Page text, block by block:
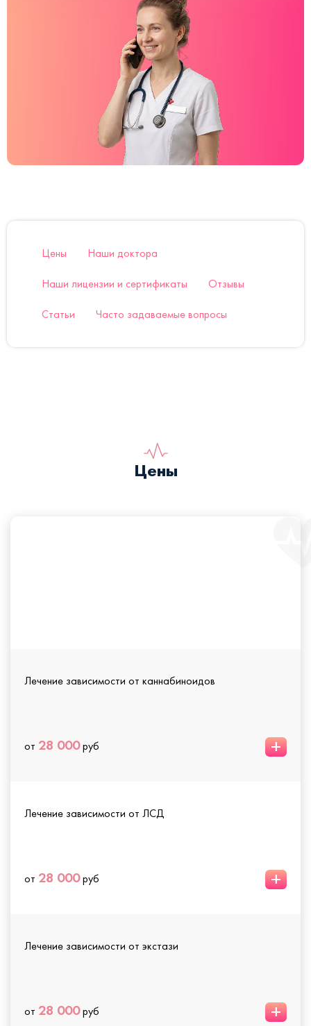
Цены Наши доктора
Наши лицензии и сертификаты Отзывы
Статьи Часто задаваемые вопросы
Цены
Лечение зависимости от каннабиноидов
от 28 000руб +
Лечение зависимости от ЛСД
от 28 000руб +
Лечение зависимости от экстази
от 28 000руб +